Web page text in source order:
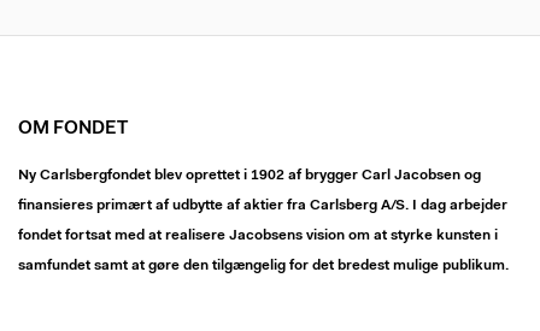
OM FONDET
Ny Carlsbergfondet blev oprettet i 1902 af brygger Carl Jacobsen og
finansieres primært af udbytte af aktier fra Carlsberg A/S. I dag arbejder
fondet fortsat med at realisere Jacobsens vision om at styrke kunsten i
samfundet samt at gøre den tilgængelig for det bredest mulige publikum.